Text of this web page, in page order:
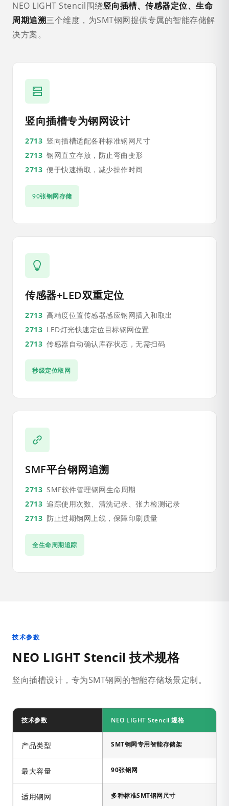
NEO LIGHT Stencil围绕竖向插槽、传感器定位、生命
周期追溯三个维度，为SMT钢网提供专属的智能存储解
决方案。
竖向插槽专为钢网设计
竖向插槽适配各种标准钢网尺寸
钢网直立存放，防止弯曲变形
便于快速插取，减少操作时间
90张钢网存储
传感器+LED双重定位
高精度位置传感器感应钢网插入和取出
LED灯光快速定位目标钢网位置
传感器自动确认库存状态，无需扫码
秒级定位取网
SMF平台钢网追溯
SMF软件管理钢网生命周期
追踪使用次数、清洗记录、张力检测记录
防止过期钢网上线，保障印刷质量
全生命周期追踪
技术参数
NEO LIGHT Stencil 技术规格
竖向插槽设计，专为SMT钢网的智能存储场景定制。
技术参数 NEO LIGHT Stencil 规格
产品类型 SMT钢网专用智能存储架
最大容量 90张钢网
适用钢网 多种标准SMT钢网尺寸